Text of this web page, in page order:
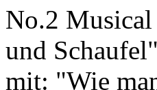
No.2
und
mit: "Wie